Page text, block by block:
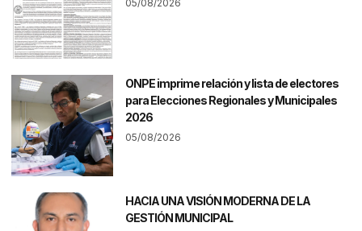
05/08/2026
ONPE imprime relación y lista de electores
para Elecciones Regionales y Municipales
2026
05/08/2026
HACIA UNA VISIÓN MODERNA DE LA
GESTIÓN MUNICIPAL